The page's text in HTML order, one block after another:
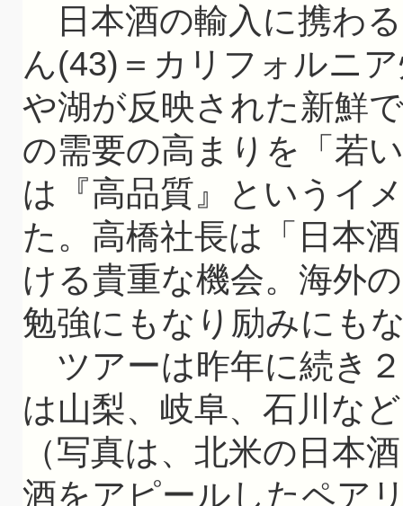
日本酒の輸入に携わ
ん(43)＝カリフォルニ
や湖が反映された新鮮
の需要の高まりを「若
は『高品質』というイ
た。高橋社長は「日本
ける貴重な機会。海外
勉強にもなり励みにも
ツアーは昨年に続き
は山梨、岐阜、石川な
（写真は、北米の日本
酒をアピールしたペア